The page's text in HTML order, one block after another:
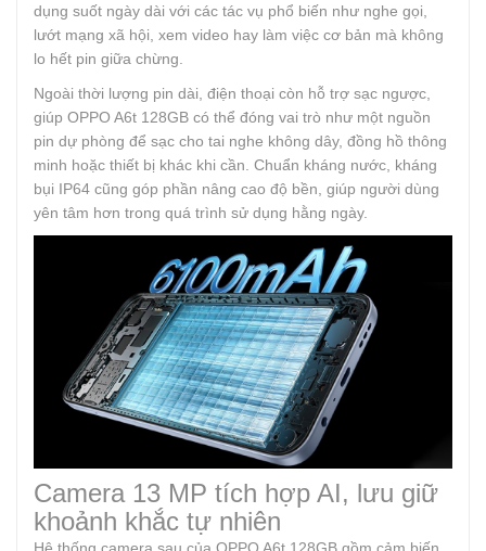
dụng suốt ngày dài với các tác vụ phổ biến như nghe gọi,
lướt mạng xã hội, xem video hay làm việc cơ bản mà không
lo hết pin giữa chừng.
Ngoài thời lượng pin dài, điện thoại còn hỗ trợ sạc ngược,
giúp OPPO A6t 128GB có thể đóng vai trò như một nguồn
pin dự phòng để sạc cho tai nghe không dây, đồng hồ thông
minh hoặc thiết bị khác khi cần. Chuẩn kháng nước, kháng
bụi IP64 cũng góp phần nâng cao độ bền, giúp người dùng
yên tâm hơn trong quá trình sử dụng hằng ngày.
Camera 13 MP tích hợp AI, lưu giữ
khoảnh khắc tự nhiên